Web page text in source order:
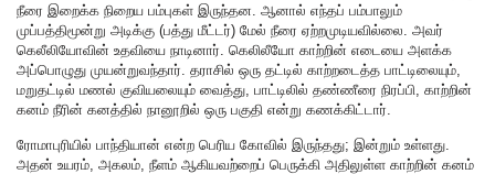
நீரை இறைக்க நிறைய பம்புகள் இருந்தன. ஆனால் எந்தப் பம்பாலும்
முப்பத்திமூன்று அடிக்கு (பத்து மீட்டர்) மேல் நீரை ஏற்றமுடியவில்லை. அவர்
கெலீலியோவின் உதவியை நாடினார். கெலிலீயோ காற்றின் எடையை அளக்க
அப்பொழுது முயன்றுவந்தார். தராசில் ஒரு தட்டில் காற்றடைத்த பாட்டிலையும்,
மறுதட்டில் மணல் குவியலையும் வைத்து, பாட்டிலில் தண்ணீரை நிரப்பி, காற்றின்
கனம் நீரின் கனத்தில் நானூறில் ஒரு பகுதி என்று கணக்கிட்டார்.
ரோமாபுரியில் பாந்தியான் என்ற பெரிய கோவில் இருந்தது; இன்றும் உள்ளது.
அதன் உயரம், அகலம், நீளம் ஆகியவற்றைப் பெருக்கி அதிலுள்ள காற்றின் கனம்